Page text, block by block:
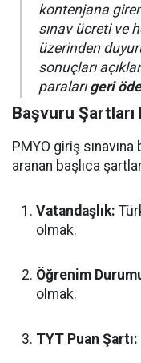
kontenjana
sınav ücreti ve
üzerinden
sonuçları
paraları geri
Başvuru Şartları
PMYO giriş
aranan başlıca
Vatandaşlık:
olmak.
Öğrenim
olmak.
TYT Puan Şartı: